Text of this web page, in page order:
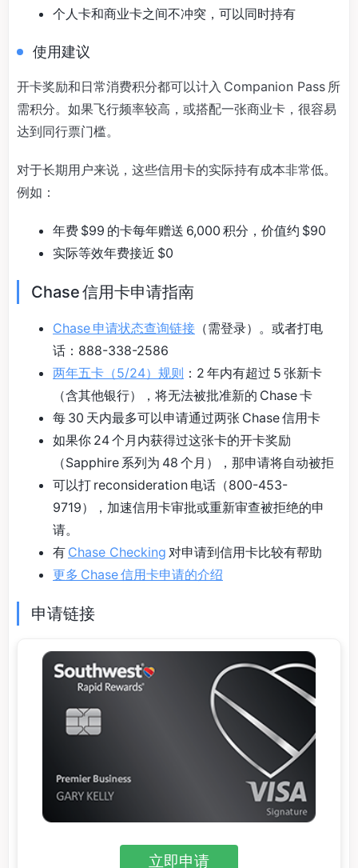
个人卡和商业卡之间不冲突，可以同时持有
使用建议
开卡奖励和日常消费积分都可以计入 Companion Pass 所
需积分。如果飞行频率较高，或搭配一张商业卡，很容易
达到同行票门槛。
对于长期用户来说，这些信用卡的实际持有成本非常低。
例如：
年费 $99 的卡每年赠送 6,000 积分，价值约 $90
实际等效年费接近 $0
Chase 信用卡申请指南
Chase 申请状态查询链接 （需登录）。或者打电
话：888-338-2586
两年五卡（5/24）规则 ：2 年内有超过 5 张新卡
（含其他银行），将无法被批准新的 Chase 卡
每 30 天内最多可以申请通过两张 Chase 信用卡
如果你 24 个月内获得过这张卡的开卡奖励
（Sapphire 系列为 48 个月），那申请将自动被拒
可以打 reconsideration 电话（800-453-
9719），加速信用卡审批或重新审查被拒绝的申
请。
有 Chase Checking 对申请到信用卡比较有帮助
更多 Chase 信用卡申请的介绍
申请链接
立即申请